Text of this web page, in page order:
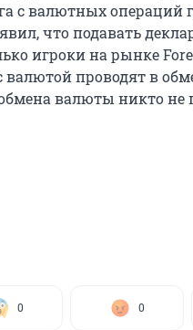
с валютных операций
что подавать
игроки на рынке
проводят в
валюты никто не
0 0